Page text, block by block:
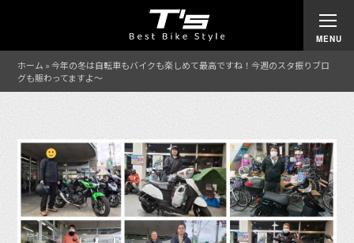
ホーム »今年の冬は自転車もバイクも楽しめて最高ですね！今週のスタ振りブロ
グも賑わってますよ〜